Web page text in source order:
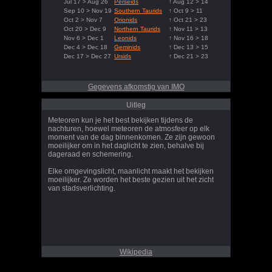
Jul 17 > Aug 26 Perseids
↑ Aug 12 > 14
Sep 10 > Nov 19 Southern Taurids
↑ Oct 9 > 11
Oct 2 > Nov 7
Orionids
↑ Oct 21 > 23
Oct 20 > Dec 9
Northern Taurids
↑ Nov 11 > 13
Nov 6 > Dec 1
Leonids
↑ Nov 16 > 18
Dec 4 > Dec 18
Geminids
↑ Dec 13 > 15
Dec 17 > Dec 27 Ursids ↑ Dec 21 > 23
Gegevens afkomstig van IMO
Uitleg
Meteoren kun je het best bekijken tijdens de
nachturen, hoewel meteoren de atmosfeer op elk
moment van de dag binnenkomen. Ze zijn gewoon
moeilijker om in het daglicht te zien, behalve bij
dageraad en schemering.
Elke omgevingslicht, maanlicht maakt het bekijken
moeilijker. Ze worden het beste gezien uit het zicht
van stadsverlichting.
Wikipedia